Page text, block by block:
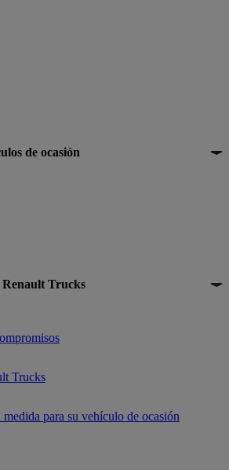
de ocasión
Ofertas de vehículos de ocasión
Trucks
Used Trucks by Renault Trucks
Trucks
medida para su vehículo de ocasión